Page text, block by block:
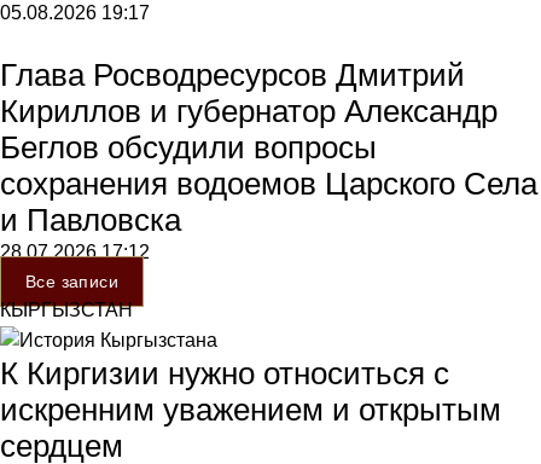
05.08.2026 19:17
Глава Росводресурсов Дмитрий
Кириллов и губернатор Александр
Беглов обсудили вопросы
сохранения водоемов Царского Села
и Павловска
28.07.202617:12
Все записи
КЫРГЫЗСТАН
К Киргизии нужно относиться с
искренним уважением и открытым
сердцем